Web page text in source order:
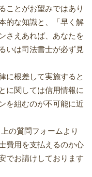
ことがお望みではあり
的な知識と、「早く解
さえあれば、あなたを
いは司法書士が必ず見
に根差して実施すると
に関しては信用情報に
を組むのが不可能に近
の質問フォームより
費用を支払えるのか心
でお請けしております